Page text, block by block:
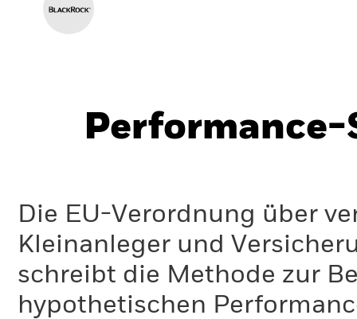
Performance-
Die EU-Verordnung über
Kleinanleger und
schreibt die Methode zur
hypothetischen